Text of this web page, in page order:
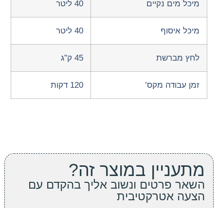
מיכל מים נקיים 40 ליטר
מיכל איסוף 40 ליטר
לחץ מברשת 45 ק”ג
זמן עבודה מקס’ 120 דקות
מתעניין במוצר זה?
השאר פרטים ונשוב אליך בהקדם עם
הצעה אטרקטיבית